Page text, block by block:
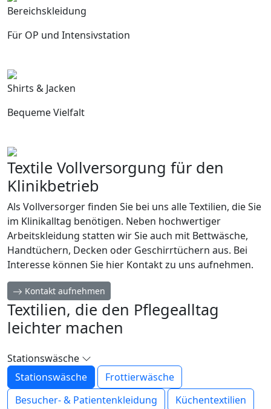
Bereichskleidung
Für OP und Intensivstation
Shirts & Jacken
Bequeme Vielfalt
Textile Vollversorgung für den
Klinikbetrieb
Als Vollversorger finden Sie bei uns alle Textilien, die Sie
im Klinikalltag benötigen. Neben hochwertiger
Arbeitskleidung statten wir Sie auch mit Bettwäsche,
Handtüchern, Decken oder Geschirrtüchern aus. Bei
Interesse können Sie hier Kontakt zu uns aufnehmen.
Kontakt aufnehmen
Textilien, die den Pflegealltag
leichter machen
Stationswäsche
Stationswäsche
Frottierwäsche
Besucher- & Patientenkleidung
Küchentextilien